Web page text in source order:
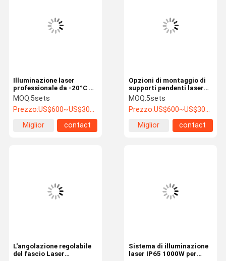
Opzioni di montaggio di
supporti pendenti laser
per illuminazione a
tecnologia laser
avanzata
MOQ:5sets
Prezzo:US$600~US$3000
Miglior
contact
Illuminazione laser
professionale da -20°C a
40°C Strobe 1-25Hz per
spettacoli teatrali
MOQ:5sets
Prezzo:US$600~US$3000
Miglior
contact
Sistema di illuminazione
laser IP65 1000W per
L'angolazione regolabile
del fascio Laser